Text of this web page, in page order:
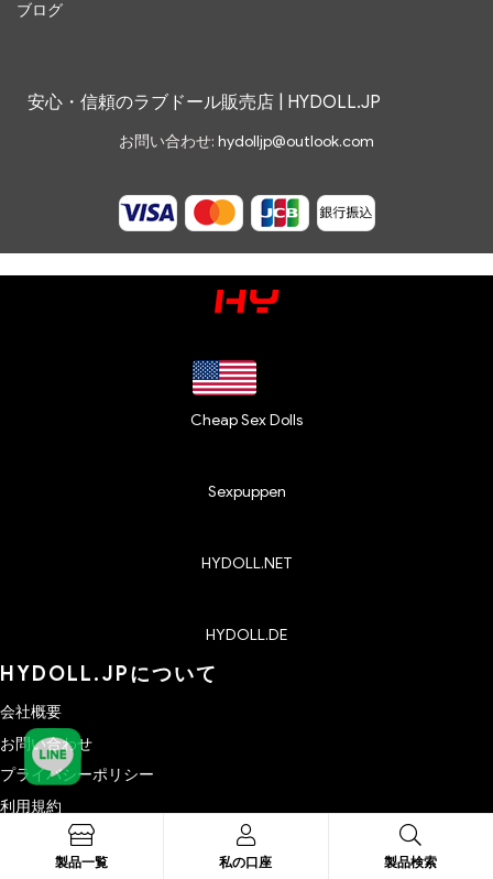
ブログ
安心・信頼のラブドール販売店 | HYDOLL.JP
お問い合わせ: hydolljp@outlook.com
Cheap Sex Dolls
Sexpuppen
HYDOLL.NET
HYDOLL.DE
HYDOLL.JPについて
会社概要
お問い合わせ
プライバシーポリシー
利用規約
キャンセル・返品・返金
お支払い製品一覧 私の口座 製品検索